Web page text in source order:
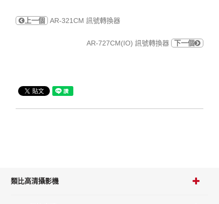
類比高清攝影機
上一個 AR-321CM 訊號轉換器
AR-727CM(IO) 訊號轉換器 下一個